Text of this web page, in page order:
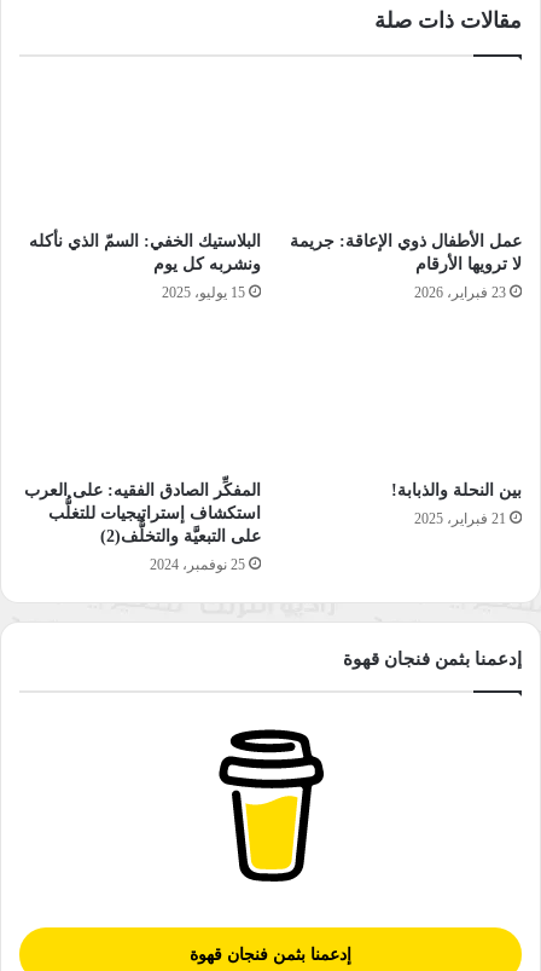
نسخ الرابط
مقالات ذات صلة
عمل الأطفال ذوي الإعاقة: جريمة
لا ترويها الأرقام
23 فبراير، 2026
البلاستيك الخفي: السمّ الذي نأكله
ونشربه كل يوم
15 يوليو، 2025
بين النحلة والذبابة!
21 فبراير، 2025
المفكِّر الصادق الفقيه: على العرب
استكشاف إستراتيجيات للتغلُّب
على التبعيَّة والتخلُّف(2)
25 نوفمبر، 2024
إدعمنا بثمن فنجان قهوة
إدعمنا بثمن فنجان قهوة